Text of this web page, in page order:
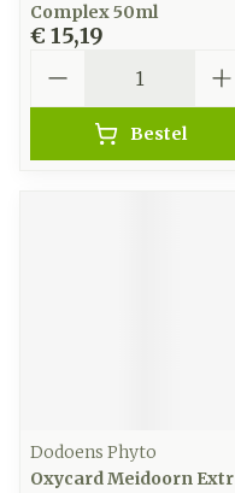
Complex 50ml
€ 15,19
Bestel
Dodoens Phyto
Oxycard Meidoorn Extr